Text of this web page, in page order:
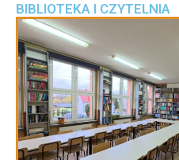
BIBLIOTEKA I CZYTELNIA